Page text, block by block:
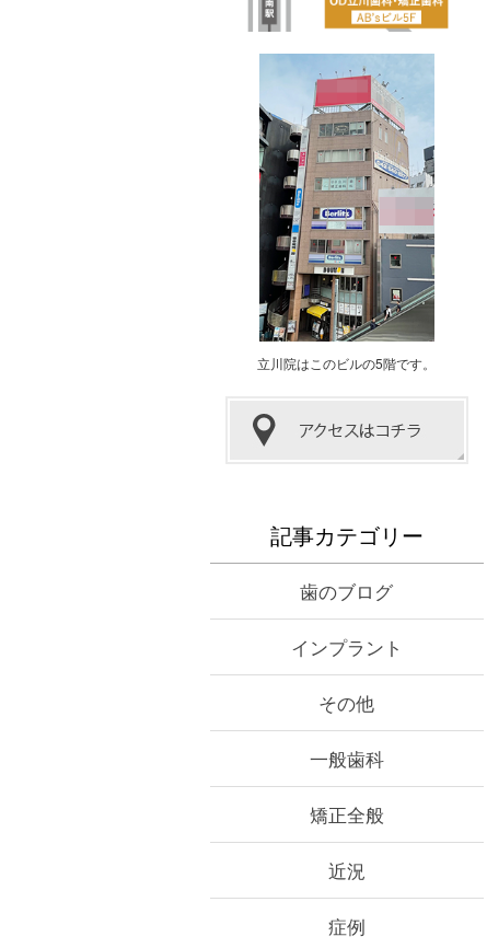
立川院はこのビルの5階です。
記事カテゴリー
歯のブログ
インプラント
その他
一般歯科
矯正全般
近況
症例